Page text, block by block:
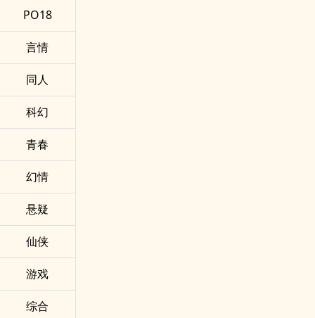
PO18
言情
同人
科幻
青春
幻情
悬疑
仙侠
游戏
综合